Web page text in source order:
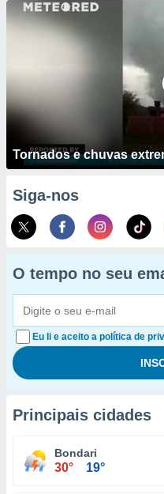
Tornados e chuvas
Siga-nos
O tempo no seu
Eu li e aceito a política de
Principais cidades
Bondari
30° 19°